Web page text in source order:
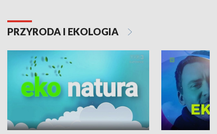
PRZYRODA I EKOLOGIA